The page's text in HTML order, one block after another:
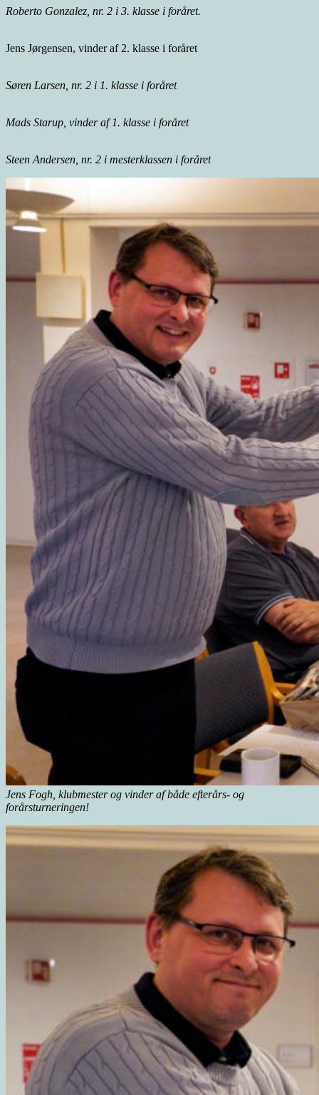
Roberto Gonzalez, nr. 2 i 3. klasse i foråret.
Jens Jørgensen, vinder af 2. klasse i foråret
Søren Larsen, nr. 2 i 1. klasse i foråret
Mads Starup, vinder af 1. klasse i foråret
Steen Andersen, nr. 2 i mesterklassen i foråret
Jens Fogh, klubmester og vinder af både efterårs- og
forårsturneringen!